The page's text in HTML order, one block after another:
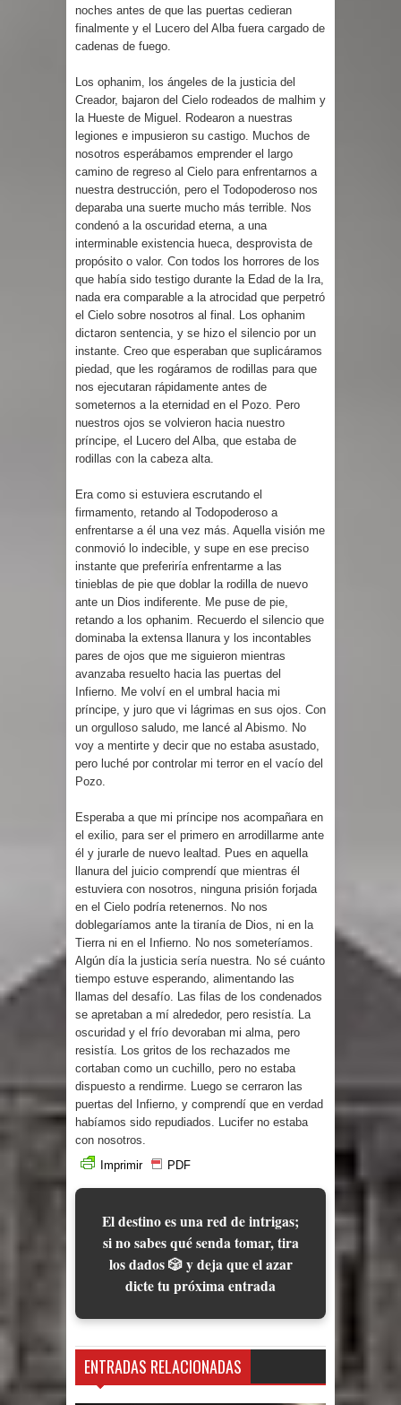
noches antes de que las puertas cedieran
finalmente y el Lucero del Alba fuera cargado de
cadenas de fuego.
Los ophanim, los ángeles de la justicia del
Creador, bajaron del Cielo rodeados de malhim y
la Hueste de Miguel. Rodearon a nuestras
legiones e impusieron su castigo. Muchos de
nosotros esperábamos emprender el largo
camino de regreso al Cielo para enfrentarnos a
nuestra destrucción, pero el Todopoderoso nos
deparaba una suerte mucho más terrible. Nos
condenó a la oscuridad eterna, a una
interminable existencia hueca, desprovista de
propósito o valor. Con todos los horrores de los
que había sido testigo durante la Edad de la Ira,
nada era comparable a la atrocidad que perpetró
el Cielo sobre nosotros al final. Los ophanim
dictaron sentencia, y se hizo el silencio por un
instante. Creo que esperaban que suplicáramos
piedad, que les rogáramos de rodillas para que
nos ejecutaran rápidamente antes de
someternos a la eternidad en el Pozo. Pero
nuestros ojos se volvieron hacia nuestro
príncipe, el Lucero del Alba, que estaba de
rodillas con la cabeza alta.
Era como si estuviera escrutando el
firmamento, retando al Todopoderoso a
enfrentarse a él una vez más. Aquella visión me
conmovió lo indecible, y supe en ese preciso
instante que preferiría enfrentarme a las
tinieblas de pie que doblar la rodilla de nuevo
ante un Dios indiferente. Me puse de pie,
retando a los ophanim. Recuerdo el silencio que
dominaba la extensa llanura y los incontables
pares de ojos que me siguieron mientras
avanzaba resuelto hacia las puertas del
Infierno. Me volví en el umbral hacia mi
príncipe, y juro que vi lágrimas en sus ojos. Con
un orgulloso saludo, me lancé al Abismo. No
voy a mentirte y decir que no estaba asustado,
pero luché por controlar mi terror en el vacío del
Pozo.
Esperaba a que mi príncipe nos acompañara en
el exilio, para ser el primero en arrodillarme ante
él y jurarle de nuevo lealtad. Pues en aquella
llanura del juicio comprendí que mientras él
estuviera con nosotros, ninguna prisión forjada
en el Cielo podría retenernos. No nos
doblegaríamos ante la tiranía de Dios, ni en la
Tierra ni en el Infierno. No nos someteríamos.
Algún día la justicia sería nuestra. No sé cuánto
tiempo estuve esperando, alimentando las
llamas del desafío. Las filas de los condenados
se apretaban a mí alrededor, pero resistía. La
oscuridad y el frío devoraban mi alma, pero
resistía. Los gritos de los rechazados me
cortaban como un cuchillo, pero no estaba
dispuesto a rendirme. Luego se cerraron las
puertas del Infierno, y comprendí que en verdad
habíamos sido repudiados. Lucifer no estaba
con nosotros.
Imprimir
PDF
El destino es una red de intrigas;
si no sabes qué senda tomar, tira
los dados 🎲 y deja que el azar
dicte tu próxima entrada
ENTRADAS RELACIONADAS